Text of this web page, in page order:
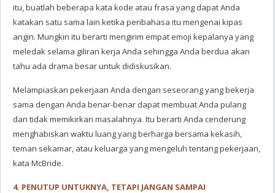
itu, buatlah beberapa kata kode atau frasa yang dapat Anda
katakan satu sama lain ketika peribahasa itu mengenai kipas
angin. Mungkin itu berarti mengirim empat emoji kepalanya yang
meledak selama giliran kerja Anda sehingga Anda berdua akan
tahu ada drama besar untuk didiskusikan.
Melampiaskan pekerjaan Anda dengan seseorang yang bekerja
sama dengan Anda benar-benar dapat membuat Anda pulang
dan tidak memikirkan masalahnya. Itu berarti Anda cenderung
menghabiskan waktu luang yang berharga bersama kekasih,
teman sekamar, atau keluarga yang mengeluh tentang pekerjaan,
kata McBride.
4. PENUTUP UNTUKNYA, TETAPI JANGAN SAMPAI